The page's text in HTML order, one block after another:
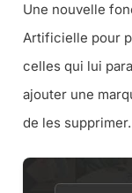
Une nouvelle
Artificielle pour
celles qui lui
ajouter une
de les supprimer.